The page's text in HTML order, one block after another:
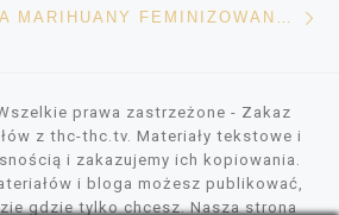
CO TO SĄ NASIONA MARIHUANY FEMINIZOWANE I AUTOMATIC? KOMPLETNY PRZEWODNIK PO ODMIANACH KONOPI
prawa zastrzeżone - Zakaz
z thc-thc.tv. Materiały tekstowe i
i zakazujemy ich kopiowania.
i bloga możesz publikować,
gdzie tylko chcesz. Nasza strona